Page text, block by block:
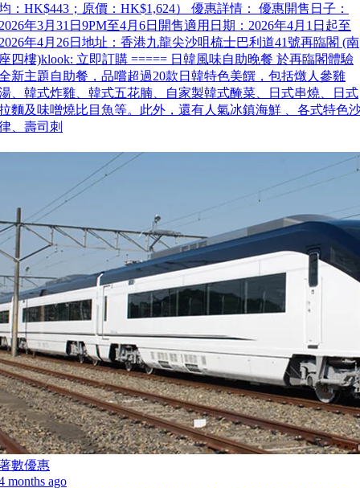
：HK$443；原價：HK$1,624） 優惠詳情： 優惠開售日子：
年3月31日9PM至4月6日開售適用日期：2026年4月1日起至
年4月26日地址：香港九龍尖沙咀梳士巴利道41號再臨閣 (南
四樓)klook: 立即訂購 ===== 日韓風味自助晚餐 於再臨閣體驗
新主題自助餐，品嚐超過20款日韓特色美饌，包括燉人參雞
、韓式炸雞、韓式五花腩、自家製韓式醃菜、日式串燒、日式
麵及味噌燒比目魚等。此外，還有人氣冰鎮海鮮 、各式特色
、壽司刺
數優惠
months ago